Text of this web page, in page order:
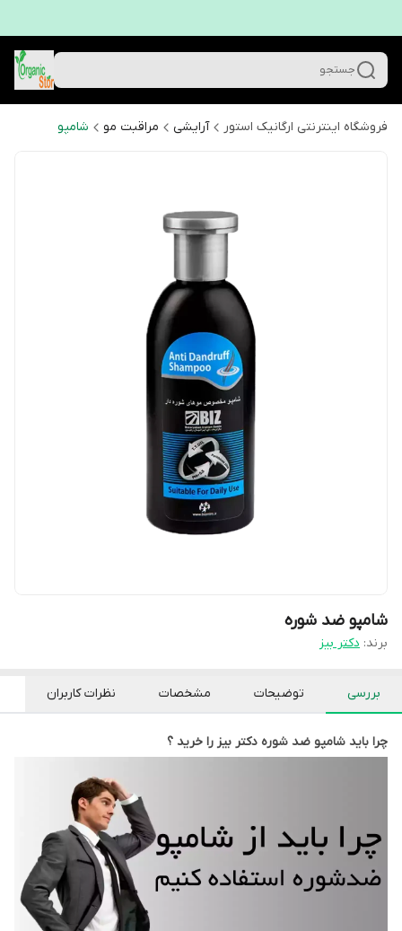
جستجو
فروشگاه اینترنتی ارگانیک استور آرایشی مراقبت مو شامپو
شامپو ضد شوره
برند: دکتر بیز
بررسی توضیحات مشخصات نظرات کاربران
چرا باید شامپو ضد شوره دکتر بیز را خرید ؟